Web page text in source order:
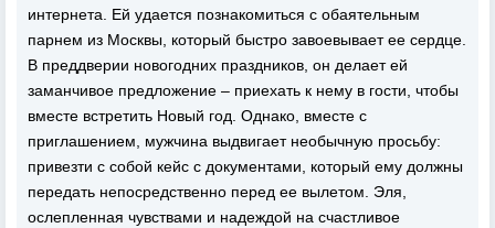
интернета. Ей удается познакомиться с обаятельным
парнем из Москвы, который быстро завоевывает ее сердце.
В преддверии новогодних праздников, он делает ей
заманчивое предложение – приехать к нему в гости, чтобы
вместе встретить Новый год. Однако, вместе с
приглашением, мужчина выдвигает необычную просьбу:
привезти с собой кейс с документами, который ему должны
передать непосредственно перед ее вылетом. Эля,
ослепленная чувствами и надеждой на счастливое